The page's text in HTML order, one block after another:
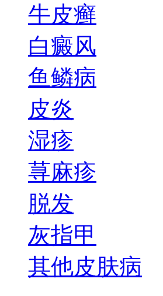
牛皮癣
白癜风
鱼鳞病
皮炎
湿疹
荨麻疹
脱发
灰指甲
其他皮肤病